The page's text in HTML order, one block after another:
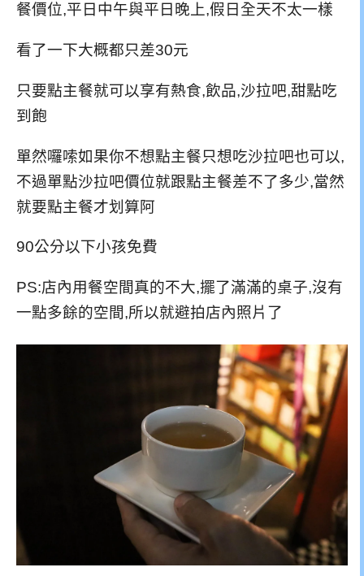
餐價位,平日中午與平日晚上,假日全天不太一樣
看了一下大概都只差30元
只要點主餐就可以享有熱食,飲品,沙拉吧,甜點吃
到飽
單然囉嗦如果你不想點主餐只想吃沙拉吧也可以,
不過單點沙拉吧價位就跟點主餐差不了多少,當然
就要點主餐才划算阿
90公分以下小孩免費
PS:店內用餐空間真的不大,擺了滿滿的桌子,沒有
一點多餘的空間,所以就避拍店內照片了